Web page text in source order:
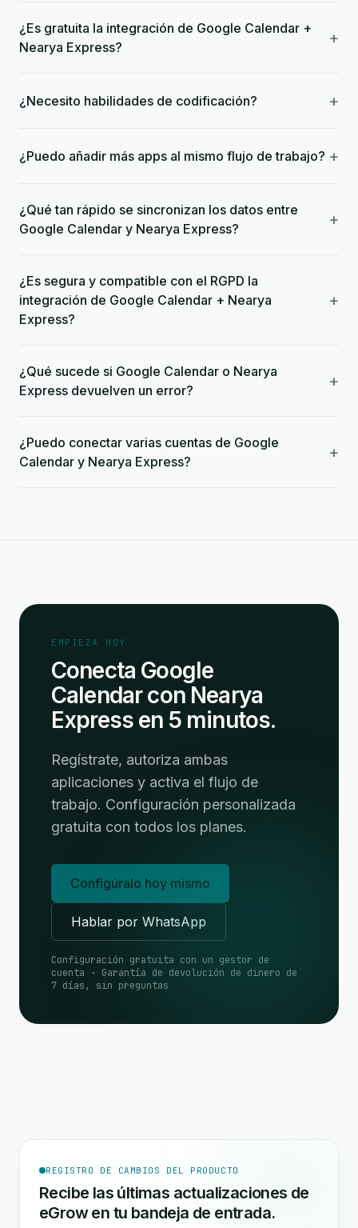
¿Es gratuita la integración de Google Calendar +
Nearya Express?
+
¿Necesito habilidades de codificación? +
¿Puedo añadir más apps al mismo flujo de trabajo? +
¿Qué tan rápido se sincronizan los datos entre
Google Calendar y Nearya Express?
+
¿Es segura y compatible con el RGPD la
integración de Google Calendar + Nearya
Express?
+
¿Qué sucede si Google Calendar o Nearya
Express devuelven un error?
+
¿Puedo conectar varias cuentas de Google
Calendar y Nearya Express?
+
EMPIEZA HOY
Conecta Google
Calendar con Nearya
Express en 5 minutos.
Regístrate, autoriza ambas
aplicaciones y activa el flujo de
trabajo. Configuración personalizada
gratuita con todos los planes.
Configúralo hoy mismo
Hablar por WhatsApp
Configuración gratuita con un gestor de
cuenta · Garantía de devolución de dinero de
7 días, sin preguntas
REGISTRO DE CAMBIOS DEL PRODUCTO
Recibe las últimas actualizaciones de
eGrow en tu bandeja de entrada.